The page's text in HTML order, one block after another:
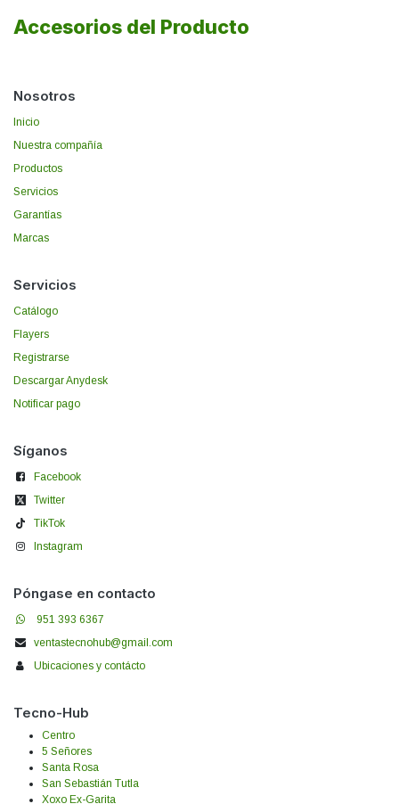
Accesorios del Producto
Nosotros
Inicio
Nuestra compañía
Productos
Servicios
Garantías
Marcas
Servicios
Catálogo
Flayers
Registrarse
Descargar Anydesk
Notificar pago
Síganos
Facebook
Twitter
TikTok
Instagram
Póngase en contacto
951 393 6367
ventastecnohub@gmail.com
Ubicaciones y contácto
Tecno-Hub
Centro
5 Señores
Santa Rosa
San Sebastián Tutla
Xoxo Ex-Garita